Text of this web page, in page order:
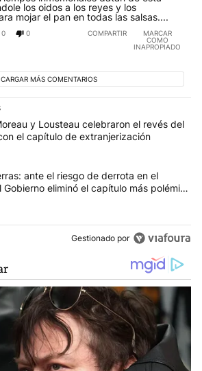
los oidos a los reyes y los
mojar el pan en todas las salsas....
0 0 COMPARTIR
MARCAR
COMO
INAPROPIADO
CARGAR MÁS COMENTARIOS
artículos con más comentarios en los
con el título "Grabois, Moreau y
y Lousteau celebraron el revés del
el capítulo de extranjerización
con el título "Ley de Tierras: ante el
ante el riesgo de derrota en el
Gobierno eliminó el capítulo más polémico
Gestionado por